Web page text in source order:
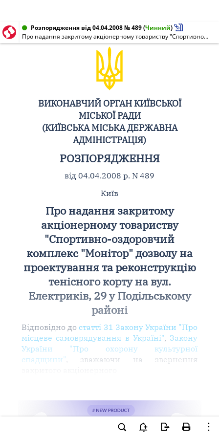
Розпорядження від 04.04.2008 № 489(Чинний)
Про надання закритому акціонерному товариству "Спортивно-оздоровчий комплекс "Монітор" дозволу на проектування та реконструкцію тенісного корту на вул. Електриків, 29 у Подільському районі
ВИКОНАВЧИЙ ОРГАН КИЇВСЬКОЇ
МІСЬКОЇ РАДИ
(КИЇВСЬКА МІСЬКА ДЕРЖАВНА
АДМІНІСТРАЦІЯ)
РОЗПОРЯДЖЕННЯ
від 04.04.2008 р. N 489
Київ
Про надання закритому
акціонерному товариству
"Спортивно-оздоровчий
комплекс "Монітор" дозволу на
проектування та реконструкцію
тенісного корту на вул.
Електриків, 29 у Подільському
районі
Відповідно достатті 31 Закону України "Про
місцеве самоврядування в Україні", Закону
України "Про охорону культурної
спадщини", зважаючи на звернення